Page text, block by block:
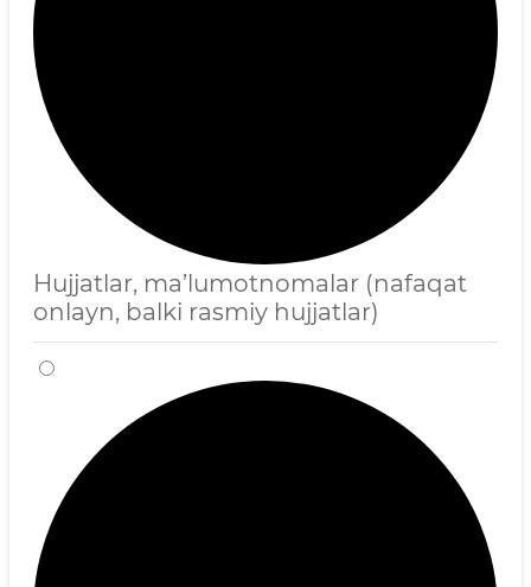
Hujjatlar, ma’lumotnomalar (nafaqat
onlayn, balki rasmiy hujjatlar)